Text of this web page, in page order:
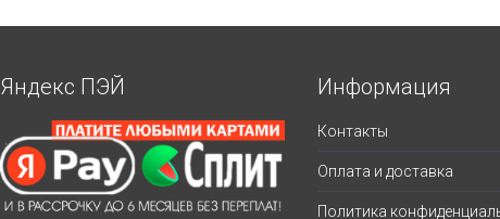
Яндекс ПЭЙ Информация
Контакты
Оплата и доставка
Политика